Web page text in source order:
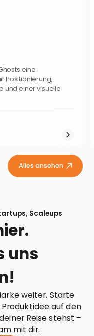
eine
Positionierung,
und einer visuelle
Alles ansehen
Scaleups
uns
weiter. Starte
auf den
Reise stehst –
mit dir.